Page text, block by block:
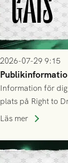
2026-07-29 9:15
Information för
plats på Right to
Läs mer